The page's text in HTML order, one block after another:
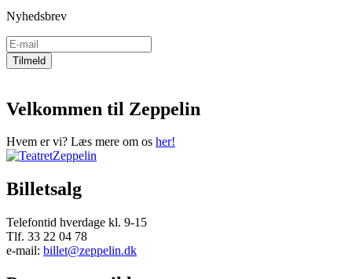
Nyhedsbrev
Velkommen til Zeppelin
Hvem er vi? Læs mere om os her!
Billetsalg
Telefontid hverdage kl. 9-15
Tlf. 33 22 04 78
e-mail: billet@zeppelin.dk